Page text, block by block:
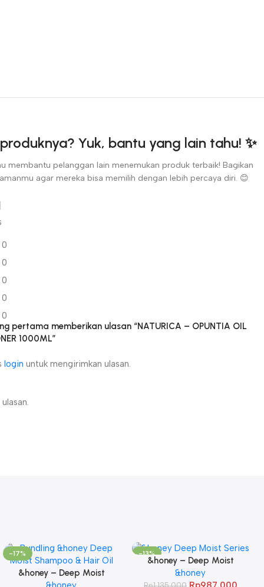
Yuk, bantu yang lain tahu! ✨
membantu pelanggan lain menemukan produk terbaik! Bagikan
agar mereka bisa memilih dengan lebih percaya diri. 😊
0
0
0
0
0
pertama memberikan ulasan “NATURICA – OPUNTIA OIL
1000ML”
login untuk mengirimkan ulasan.
-17%
&honey – Deep Moist
-13%
&honey – Deep Moist
Shampoo 1.0 440ml & Deep
&honey